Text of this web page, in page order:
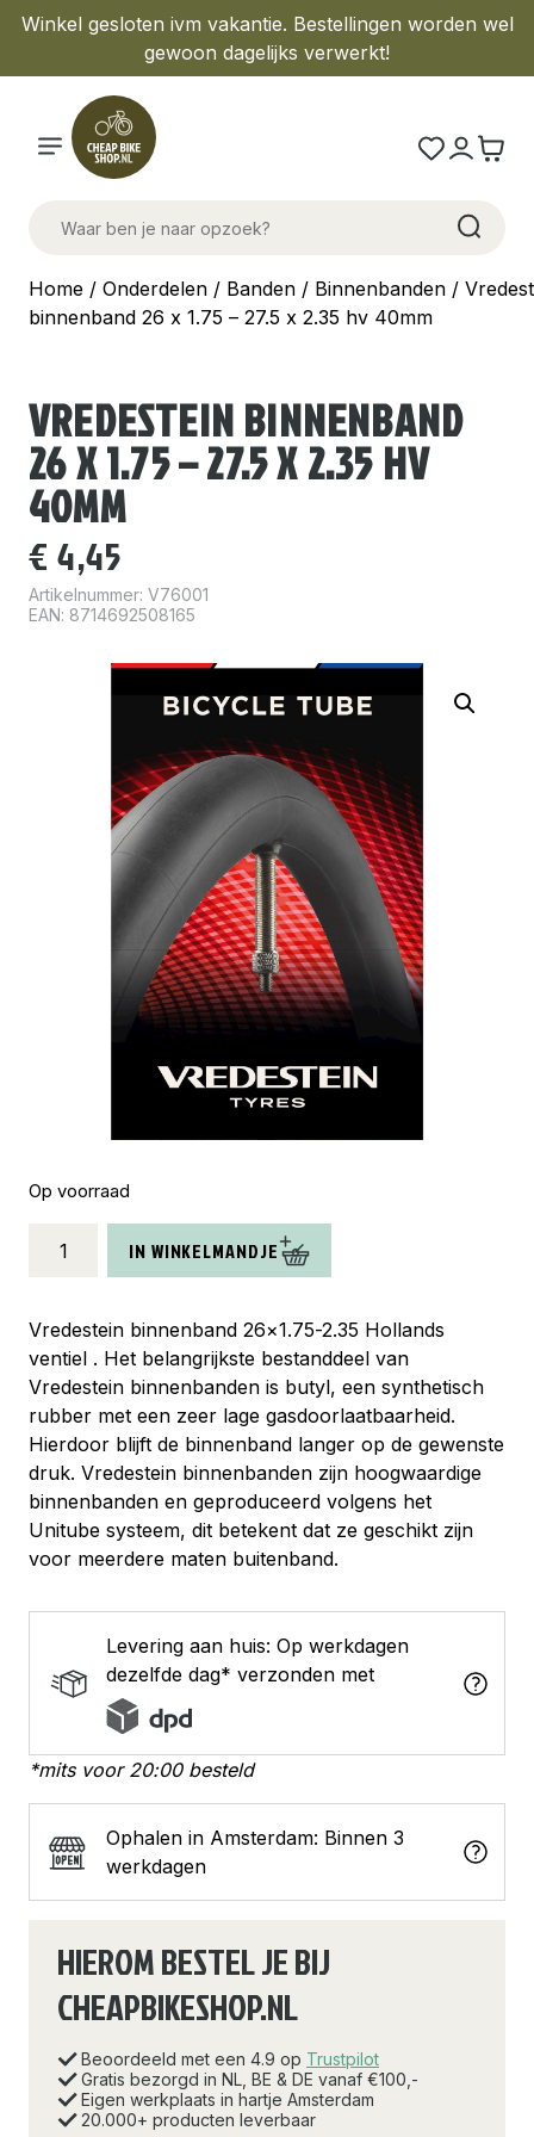
Winkel gesloten ivm vakantie. Bestellingen worden wel
gewoon dagelijks verwerkt!
Home / Onderdelen / Banden / Binnenbanden /
binnenband 26 x 1.75 – 27.5 x 2.35 hv 40mm
VREDESTEIN BINNENBAND
26 X 1.75 – 27.5 X 2.35 HV
40MM
€ 4,45
Artikelnummer: V76001
EAN: 8714692508165
Op voorraad
binnenband
x
1.75
-
27.5
x
2.35
hv
40mm
aantal
IN WINKELMANDJE
Vredestein binnenband 26×1.75-2.35 Hollands
ventiel . Het belangrijkste bestanddeel van
Vredestein binnenbanden is butyl, een synthetisch
rubber met een zeer lage gasdoorlaatbaarheid.
Hierdoor blijft de binnenband langer op de gewenste
druk. Vredestein binnenbanden zijn hoogwaardige
binnenbanden en geproduceerd volgens het
Unitube systeem, dit betekent dat ze geschikt zijn
voor meerdere maten buitenband.
Levering aan huis: Op werkdagen
dezelfde dag* verzonden met
*mits voor 20:00 besteld
Ophalen in Amsterdam: Binnen 3
werkdagen
HIEROM BESTEL JE BIJ
CHEAPBIKESHOP.NL
Beoordeeld met een 4.9 op Trustpilot
Gratis bezorgd in NL, BE & DE vanaf €100,-
Eigen werkplaats in hartje Amsterdam
20.000+ producten leverbaar